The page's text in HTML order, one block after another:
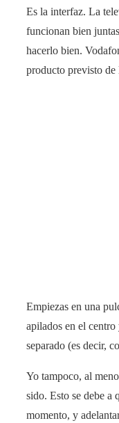
Es la interfaz. La
funcionan bien
hacerlo bien.
producto previsto de
Empiezas en una
apilados en el
separado (es decir,
Yo tampoco, al
sido. Esto se debe a
momento, y